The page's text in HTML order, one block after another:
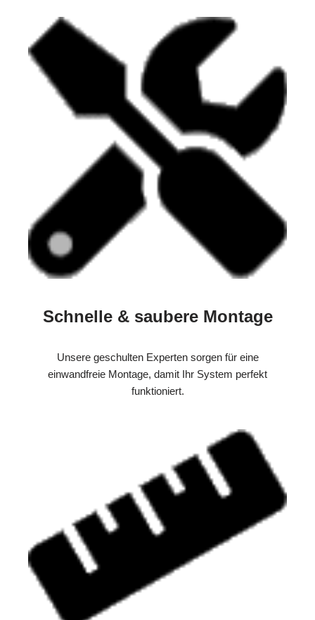
Schnelle & saubere Montage
Unsere geschulten Experten sorgen für eine
einwandfreie Montage, damit Ihr System perfekt
funktioniert.